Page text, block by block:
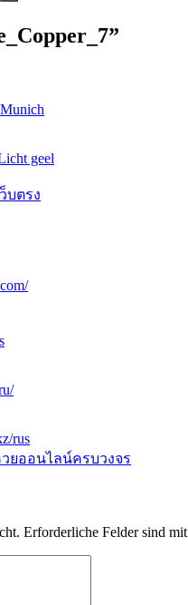
”
geel
บตรง
rus
ยออนไลน์ครบวงจร
Erforderliche Felder sind mit